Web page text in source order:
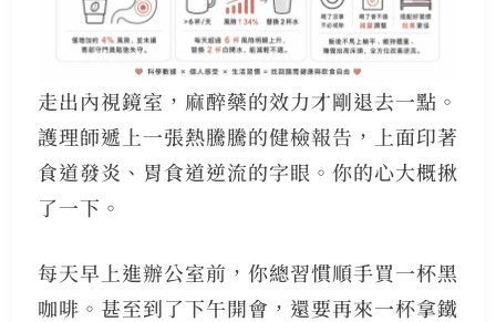
走出內視鏡室，麻醉藥的效力才剛退去一點。
護理師遞上一張熱騰騰的健檢報告，上面印著
食道發炎、胃食道逆流的字眼。你的心大概揪
了一下。
每天早上進辦公室前，你總習慣順手買一杯黑
咖啡。甚至到了下午開會，還要再來一杯拿鐵